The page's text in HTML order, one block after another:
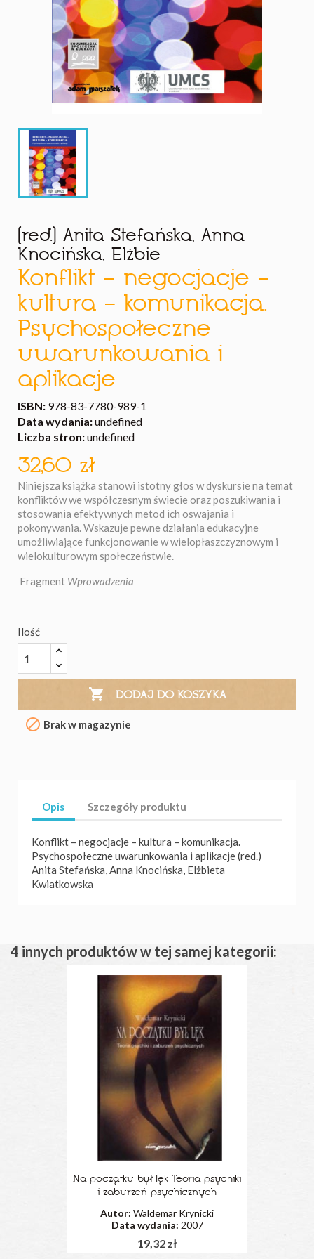
(red.) Anita Stefańska, Anna
Knocińska, Elżbie
Konflikt – negocjacje –
kultura – komunikacja.
Psychospołeczne
uwarunkowania i
aplikacje
ISBN: 978-83-7780-989-1
Data wydania:undefined
Liczba stron:undefined
32,60 zł
Niniejsza książka stanowi istotny głos w dyskursie na temat
konfliktów we współczesnym świecie oraz poszukiwania i
stosowania efektywnych metod ich oswajania i
pokonywania. Wskazuje pewne działania edukacyjne
umożliwiające funkcjonowanie w wielopłaszczyznowym i
wielokulturowym społeczeństwie.
Fragment Wprowadzenia
Ilość
 DODAJ DO KOSZYKA
 Brak w magazynie
Opis Szczegóły produktu
Konflikt – negocjacje – kultura – komunikacja.
Psychospołeczne uwarunkowania i aplikacje (red.)
Anita Stefańska, Anna Knocińska, Elżbieta
Kwiatkowska
4 innych produktów w tej samej kategorii:
Na początku był lęk Teoria psychiki
i zaburzeń psychicznych
Autor: Waldemar Krynicki
Data wydania: 2007
19,32 zł